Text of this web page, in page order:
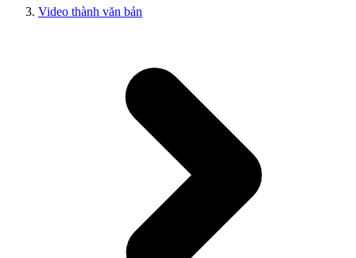
Video thành văn bản